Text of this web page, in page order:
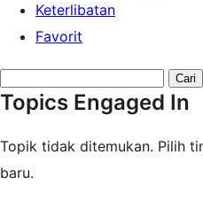
Keterlibatan
Favorit
topics:
Topics Engaged In
Topik tidak ditemukan. Pilih
baru.